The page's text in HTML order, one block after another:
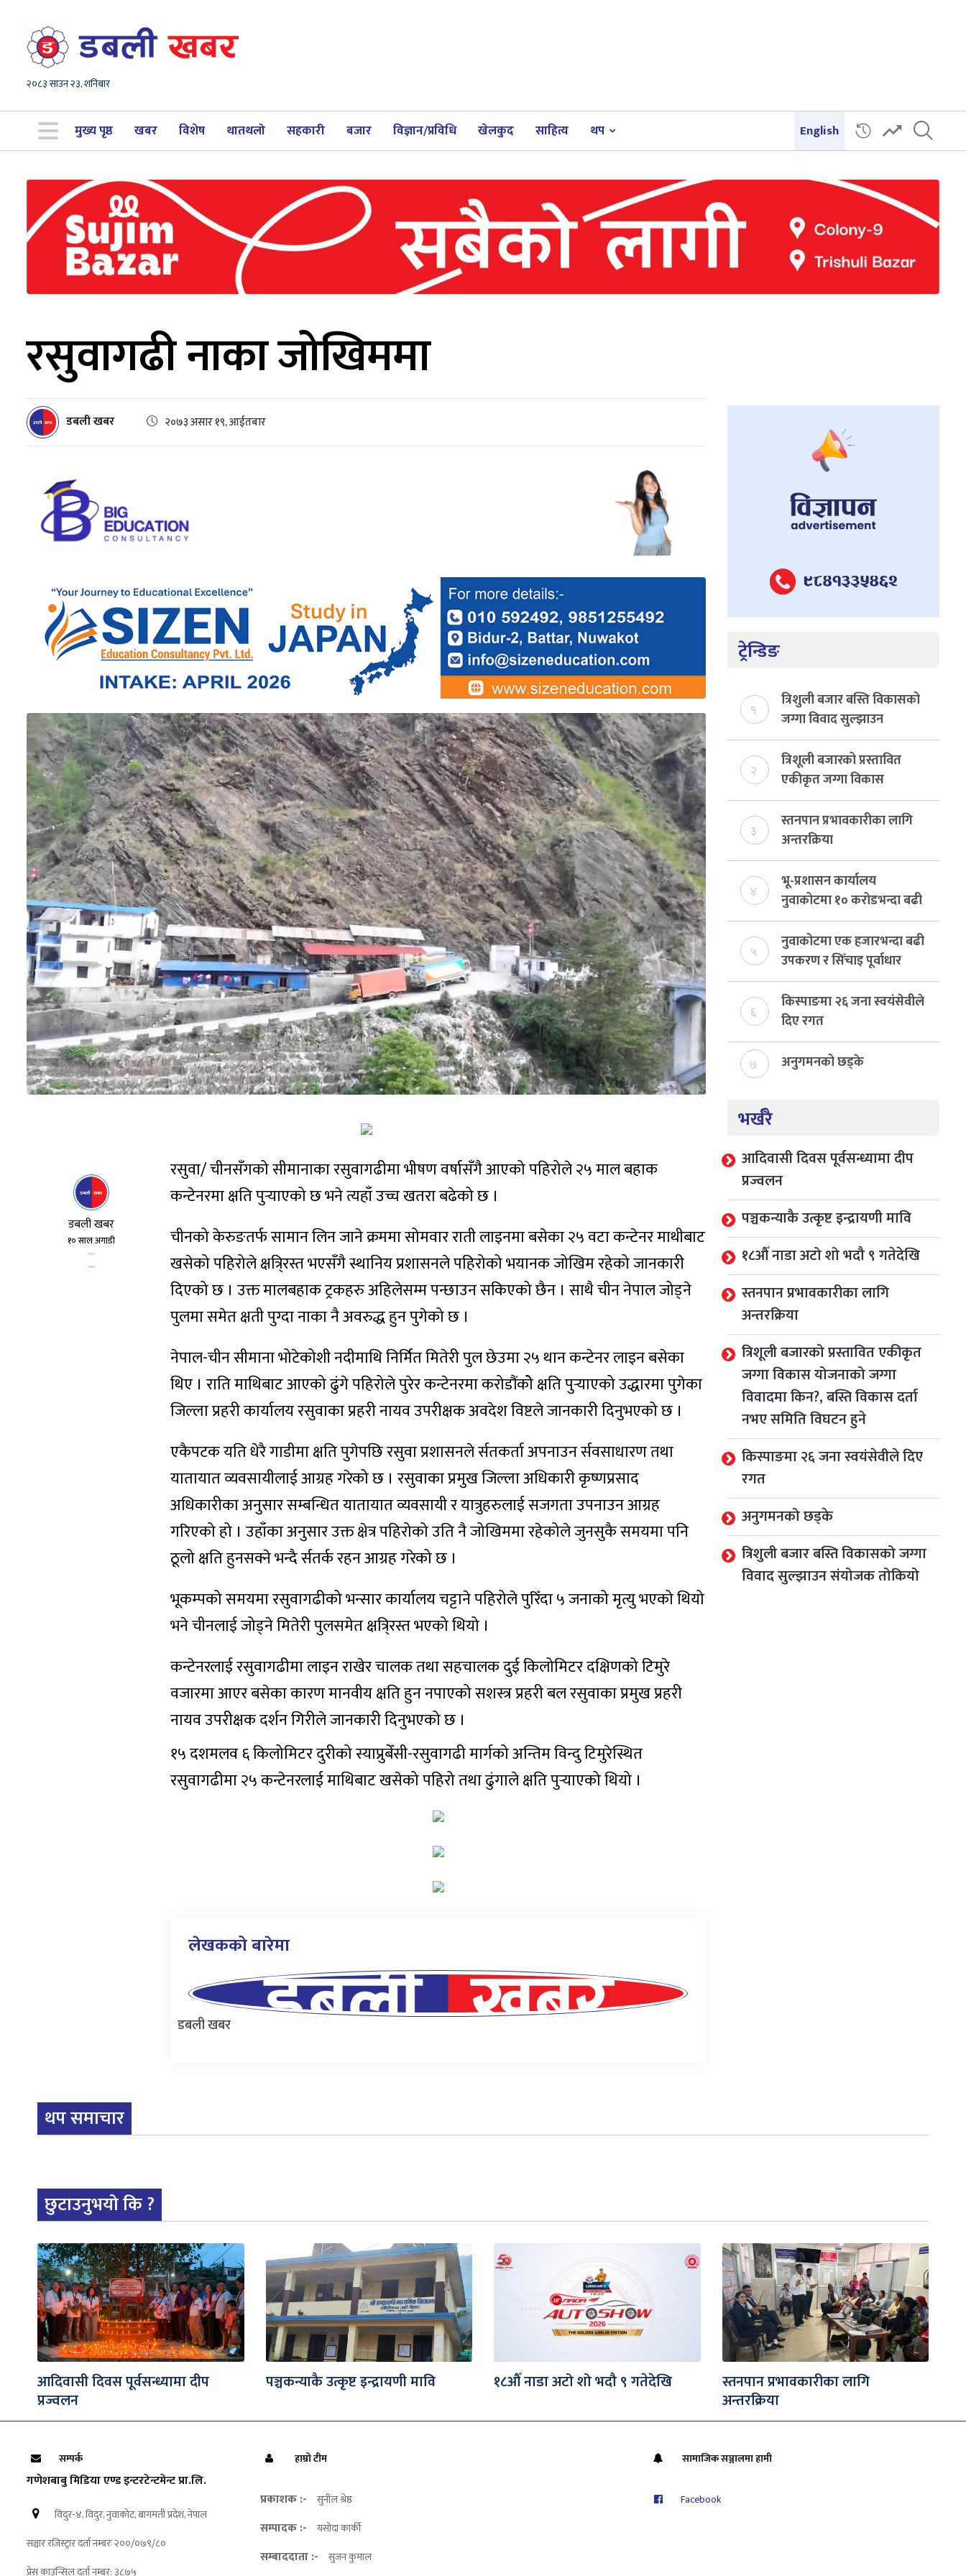
२०८३ साउन २३, शनिबार
मुख्य पृष्ठ खबर विशेष थातथलो सहकारी बजार विज्ञान/प्रविधि खेलकुद साहित्य थप English
रसुवागढी नाका जोखिममा
डबली खबर २०७३ असार १९, आईतबार
डबली खबर
१० साल अगाडी
रसुवा/ चीनसँगको सीमानाका रसुवागढीमा भीषण वर्षासँगै आएको पहिरोले २५ माल बहाक
कन्टेनरमा क्षति पुर्‍याएको छ भने त्यहाँ उच्च खतरा बढेको छ ।
चीनको केरुङतर्फ सामान लिन जाने क्रममा सोमवार राती लाइनमा बसेका २५ वटा कन्टेनर माथीबाट
खसेको पहिरोले क्षत्रि्रस्त भएसँगै स्थानिय प्रशासनले पहिरोको भयानक जोखिम रहेको जानकारी
दिएको छ । उक्त मालबहाक ट्रकहरु अहिलेसम्म पन्छाउन सकिएको छैन । साथै चीन नेपाल जोड्ने
पुलमा समेत क्षती पुग्दा नाका नै अवरुद्ध हुन पुगेको छ ।
नेपाल-चीन सीमाना भोटेकोशी नदीमाथि निर्मित मितेरी पुल छेउमा २५ थान कन्टेनर लाइन बसेका
थिए । राति माथिबाट आएको ढुंगे पहिरोले पुरेर कन्टेनरमा करोडौंकोे क्षति पुर्‍याएको उद्धारमा पुगेका
जिल्ला प्रहरी कार्यालय रसुवाका प्रहरी नायव उपरीक्षक अवदेश विष्टले जानकारी दिनुभएको छ ।
एकैपटक यति धेरै गाडीमा क्षति पुगेपछि रसुवा प्रशासनले र्सतकर्ता अपनाउन र्सवसाधारण तथा
यातायात व्यवसायीलाई आग्रह गरेको छ । रसुवाका प्रमुख जिल्ला अधिकारी कृष्णप्रसाद
अधिकारीका अनुसार सम्बन्धित यातायात व्यवसायी र यात्रुहरुलाई सजगता उपनाउन आग्रह
गरिएको हो । उहाँका अनुसार उक्त क्षेत्र पहिरोको उति नै जोखिममा रहेकोले जुनसुकै समयमा पनि
ठूलो क्षति हुनसक्ने भन्दै र्सतर्क रहन आग्रह गरेको छ ।
भूकम्पको समयमा रसुवागढीको भन्सार कार्यालय चट्टाने पहिरोले पुरिँदा ५ जनाको मृत्यु भएको थियो
भने चीनलाई जोड्ने मितेरी पुलसमेत क्षत्रि्रस्त भएको थियो ।
कन्टेनरलाई रसुवागढीमा लाइन राखेर चालक तथा सहचालक दुई किलोमिटर दक्षिणको टिमुरे
वजारमा आएर बसेका कारण मानवीय क्षति हुन नपाएको सशस्त्र प्रहरी बल रसुवाका प्रमुख प्रहरी
नायव उपरीक्षक दर्शन गिरीले जानकारी दिनुभएको छ ।
१५ दशमलव ६ किलोमिटर दुरीको स्याप्रुबेँसी-रसुवागढी मार्गको अन्तिम विन्दु टिमुरेस्थित
रसुवागढीमा २५ कन्टेनरलाई माथिबाट खसेको पहिरो तथा ढुंगाले क्षति पुर्‍याएको थियो ।
लेखकको बारेमा
डबली खबर
ट्रेन्डिङ
१
त्रिशुली बजार बस्ति विकासको
जग्गा विवाद सुल्झाउन
संयोजक तोकियो
२
त्रिशूली बजारको प्रस्तावित
एकीकृत जग्गा विकास
योजनाको जग्गा विवादमा
किन?, बस्ति विकास दर्ता नभए
समिति विघटन हुने
३
स्तनपान प्रभावकारीका लागि
अन्तरक्रिया
४
भू-प्रशासन कार्यालय
नुवाकोटमा १० करोडभन्दा बढी
राजस्व संकलन, ७४ प्रतिशत
बेरुजु फर्छयौट
५
नुवाकोटमा एक हजारभन्दा बढी
उपकरण र सिँचाइ पूर्वाधार
निर्माण
६
किस्पाङमा २६ जना स्वयंसेवीले
दिए रगत
७ अनुगमनको छड्के
भर्खरै
आदिवासी दिवस पूर्वसन्ध्यामा दीप
प्रज्वलन
पञ्चकन्याकै उत्कृष्ट इन्द्रायणी मावि
१८औँ नाडा अटो शो भदौ ९ गतेदेखि
स्तनपान प्रभावकारीका लागि
अन्तरक्रिया
त्रिशूली बजारको प्रस्तावित एकीकृत
जग्गा विकास योजनाको जग्गा
विवादमा किन?, बस्ति विकास दर्ता
नभए समिति विघटन हुने
किस्पाङमा २६ जना स्वयंसेवीले दिए
रगत
अनुगमनको छड्के
त्रिशुली बजार बस्ति विकासको जग्गा
विवाद सुल्झाउन संयोजक तोकियो
थप समाचार
छुटाउनुभयो कि ?
आदिवासी दिवस पूर्वसन्ध्यामा दीप
प्रज्वलन
पञ्चकन्याकै उत्कृष्ट इन्द्रायणी मावि १८औँ नाडा अटो शो भदौ ९ गतेदेखि स्तनपान प्रभावकारीका लागि
अन्तरक्रिया
सम्पर्क
गणेशबाबु मिडिया एण्ड इन्टरटेन्टमेन्ट प्रा.लि.
विदुर-४, विदुर, नुवाकोट, बागमती प्रदेश, नेपाल
सञ्चार रजिस्ट्रार दर्ता नम्बरः २००/०७९/८०
प्रेस काउन्सिल दर्ता नम्बर: ३८७५
हाम्रो टीम
प्रकाशक :- सुनील श्रेष्ठ
सम्पादक :- यसोदा कार्की
सम्बाददाता :- सुजन कुमाल
सामाजिक सञ्जालमा हामी
Facebook